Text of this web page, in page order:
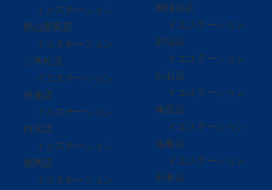
イエステーション
郡山富田店
イエステーション
二本松店
イエステーション
伊達店
イエステーション
白河店
イエステーション
相馬店
イエステーション
南仙台店
イエステーション
岩沼店
イエステーション
白石店
イエステーション
角田店
イエステーション
塩竈店
イエステーション
石巻店